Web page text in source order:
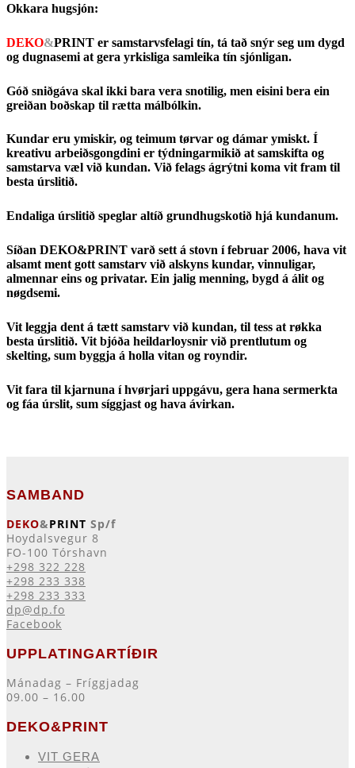
Okkara hugsjón:
DEKO&PRINT er samstarvsfelagi tín, tá tað snýr seg um dygd
og dugnasemi at gera yrkisliga samleika tín sjónligan.
Góð sniðgáva skal ikki bara vera snotilig, men eisini bera ein
greiðan boðskap til rætta málbólkin.
Kundar eru ymiskir, og teimum tørvar og dámar ymiskt. Í
kreativu arbeiðsgongdini er týdningarmikið at samskifta og
samstarva væl við kundan. Við felags ágrýtni koma vit fram til
besta úrslitið.
Endaliga úrslitið speglar altíð grundhugskotið hjá kundanum.
Síðan DEKO&PRINT varð sett á stovn í februar 2006, hava vit
alsamt ment gott samstarv við alskyns kundar, vinnuligar,
almennar eins og privatar. Ein jalig menning, bygd á álit og
nøgdsemi.
Vit leggja dent á tætt samstarv við kundan, til tess at røkka
besta úrslitið. Vit bjóða heildarloysnir við prentlutum og
skelting, sum byggja á holla vitan og royndir.
Vit fara til kjarnuna í hvørjari uppgávu, gera hana sermerkta
og fáa úrslit, sum síggjast og hava ávirkan.
SAMBAND
DEKO&PRINT Sp/f
Hoydalsvegur 8
FO-100 Tórshavn
+298 322 228
+298 233 338
+298 233 333
dp@dp.fo
Facebook
UPPLATINGARTÍÐIR
Mánadag – Fríggjadag
09.00 – 16.00
DEKO&PRINT
VIT GERA